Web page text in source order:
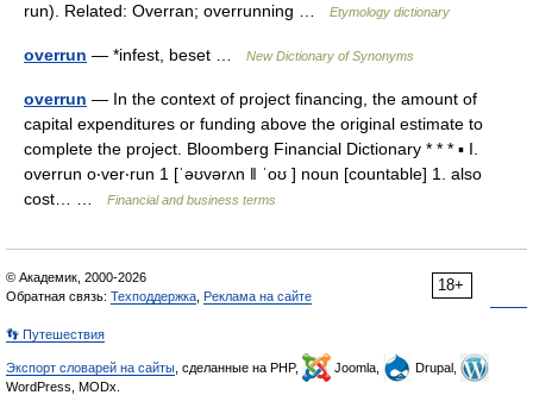
run). Related: Overran; overrunning …
Etymology dictionary
overrun — *infest, beset … New Dictionary of Synonyms
overrun — In the context of project financing, the amount of
capital expenditures or funding above the original estimate to
complete the project. Bloomberg Financial Dictionary * * * ▪ I.
overrun o‧ver‧run 1 [ˈəʊvərʌn ǁ ˈoʊ ] noun [countable] 1. also
cost… …
Financial and business terms
18+
© Академик, 2000-2026
Обратная связь: Техподдержка Реклама на сайте
👣 Путешествия
Экспорт словарей на сайты , сделанные на PHP, Joomla,
Drupal,
WordPress, MODx.